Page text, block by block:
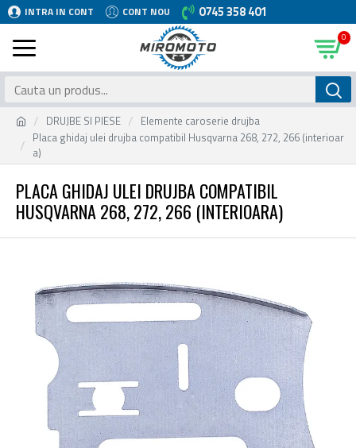
INTRA IN CONT CONT NOU 0745 358 401
0
DRUJBE SI PIESE
Elemente caroserie drujba
Placa ghidaj ulei drujba compatibil Husqvarna 268, 272, 266 (interioar
a)
PLACA GHIDAJ ULEI DRUJBA COMPATIBIL
HUSQVARNA 268, 272, 266 (INTERIOARA)